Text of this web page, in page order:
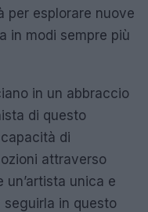
per esplorare nuove
in modi sempre più
in un abbraccio
di questo
di
attraverso
unica e
seguirla in questo